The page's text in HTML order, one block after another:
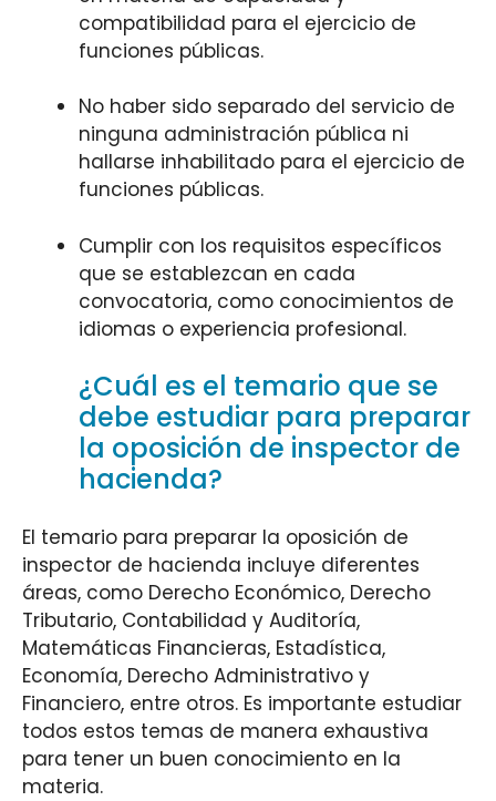
compatibilidad para el ejercicio de
funciones públicas.
No haber sido separado del servicio de
ninguna administración pública ni
hallarse inhabilitado para el ejercicio de
funciones públicas.
Cumplir con los requisitos específicos
que se establezcan en cada
convocatoria, como conocimientos de
idiomas o experiencia profesional.
¿Cuál es el temario que se
debe estudiar para preparar
la oposición de inspector de
hacienda?
El temario para preparar la oposición de
inspector de hacienda incluye diferentes
áreas, como Derecho Económico, Derecho
Tributario, Contabilidad y Auditoría,
Matemáticas Financieras, Estadística,
Economía, Derecho Administrativo y
Financiero, entre otros. Es importante estudiar
todos estos temas de manera exhaustiva
para tener un buen conocimiento en la
materia.